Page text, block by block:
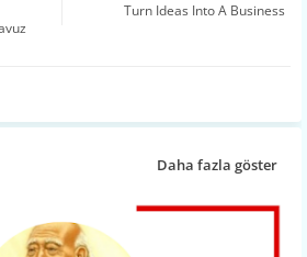
Turn Ideas Into A Business
Daha fazla göster